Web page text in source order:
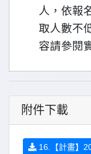
人，依報
取人數不
容請參閱
附件下載
16.【計畫】